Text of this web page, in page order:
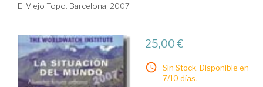
El Viejo Topo. Barcelona, 2007
25,00 €
Sin Stock. Disponible en
7/10 días.